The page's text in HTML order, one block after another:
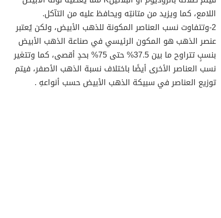
اللامع، كما ويزيد من متانتِه ويحافظ عليه من التآكل.
2-وتتفاوت نسب العناصر المكونة للذهب الأبيض، ولكن يُعتبر
عنصر الذهب هو المكون الرئيسي في صناعة الذهب الأبيض
بنسبٍ تتراوح ما بين 37.5% حتى 75% بحدٍ أقصى، كما وتتغير
نسب العناصر الأخرى أيضًا باختلاف نسبة الذهب الأصفر، فيتم
توزيع العناصر في سبيكة الذهب الأبيض حسب أنواعهِ .